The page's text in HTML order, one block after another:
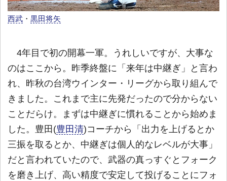
西武 ・ 黒田将矢
4年目で初の開幕一軍。うれしいですが、大事な
のはここから。昨季終盤に「来年は中継ぎ」と言わ
れ、昨秋の台湾ウインター・リーグから取り組んで
きました。これまで主に先発だったので分からない
ことだらけ。まずは中継ぎに慣れることから始めま
した。豊田(豊田清)コーチから「出力を上げるとか
三振を取るとか、中継ぎは個人的なレベルが大事」
だと言われていたので、武器の真っすぐとフォーク
を磨き上げ、高い精度で安定して投げることにフォ